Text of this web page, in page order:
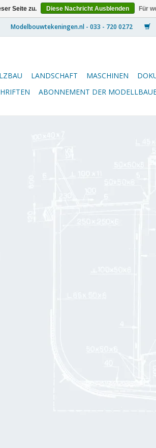
LANDSCHAFT MASCHINEN
ABONNEMENT DER
Seite zu. Diese Nachricht Ausblenden Für